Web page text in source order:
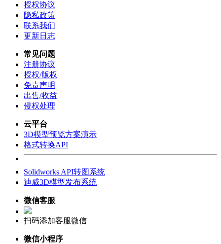
授权协议
隐私政策
联系我们
更新日志
常见问题
注册协议
授权/版权
免责声明
出售/收益
侵权处理
云平台
3D模型预览方案演示
格式转换API
Solidworks API转图系统
迪威3D模型发布系统
微信客服
扫码添加客服微信
微信小程序